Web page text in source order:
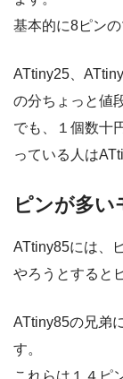
基本的に8ピン
ATtiny25、
の分ちょっと値
でも、１個数十
っている人は
ピンが多い
ATtiny85には、
やろうとすると
ATtiny85の兄弟
す。
これらは１４ピ